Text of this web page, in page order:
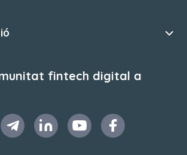
fintech digital a